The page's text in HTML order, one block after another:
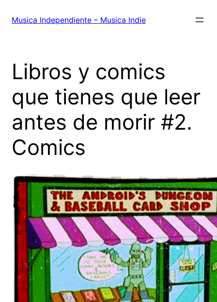
Musica Independiente – Musica Indie
Libros y comics
que tienes que leer
antes de morir #2.
Comics